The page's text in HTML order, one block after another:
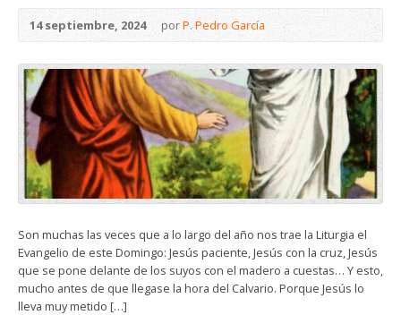
14 septiembre, 2024 porP. Pedro García
Son muchas las veces que a lo largo del año nos trae la Liturgia el
Evangelio de este Domingo: Jesús paciente, Jesús con la cruz, Jesús
que se pone delante de los suyos con el madero a cuestas… Y esto,
mucho antes de que llegase la hora del Calvario. Porque Jesús lo
lleva muy metido […]